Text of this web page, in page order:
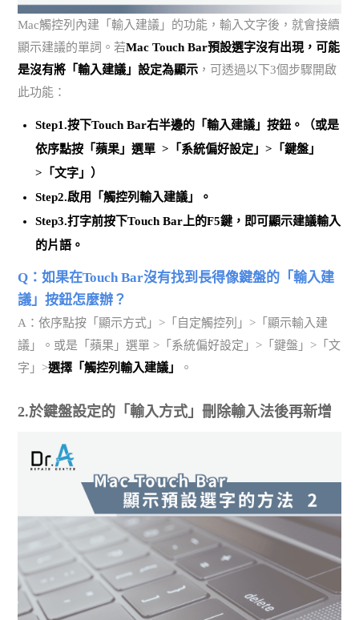
Mac觸控列內建「輸入建議」的功能，輸入文字後，就會接續
顯示建議的單詞。若Mac Touch Bar預設選字沒有出現，可能
是沒有將「輸入建議」設定為顯示 ，可透過以下3個步驟開啟
此功能：
Step1.按下Touch Bar右半邊的「輸入建議」按鈕。（或是
依序點按「蘋果」選單 >「系統偏好設定」>「鍵盤」
>「文字」）
Step2.啟用「觸控列輸入建議」。
Step3.打字前按下Touch Bar上的F5鍵 ，即可顯示建議輸入
的片語。
Q：如果在Touch Bar沒有找到長得像鍵盤的「輸入建
議」按鈕怎麼辦？
A：依序點按「顯示方式」>「自定觸控列」>「顯示輸入建
議」。或是「蘋果」選單 >「系統偏好設定」>「鍵盤」>「文
字」>選擇「觸控列輸入建議」 。
2.於鍵盤設定的「輸入方式」刪除輸入法後再新增